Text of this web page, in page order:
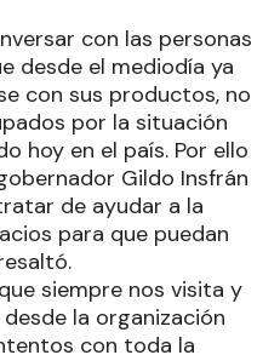
con las personas
desde el mediodía ya
con sus productos, no
por la situación
hoy en el país. Por ello
Gildo Insfrán
de ayudar a la
para que puedan
siempre nos visita y
la organización
con toda la